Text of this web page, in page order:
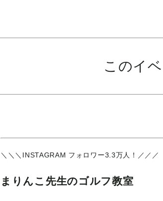
このイ
＼＼＼INSTAGRAM フォロワー3.3万人！／／／
まりんこ先生のゴルフ教室